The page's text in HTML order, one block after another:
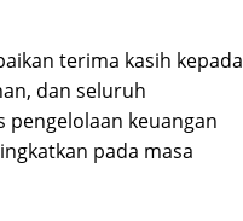
terima kasih kepada
dan seluruh
pengelolaan keuangan
pada masa